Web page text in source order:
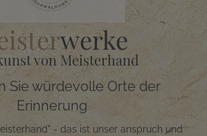
werke
von Meisterhand
Sie würdevolle Orte der
Erinnerung
- das ist unser anspruch und